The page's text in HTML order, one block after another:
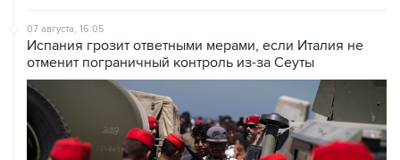
07 августа, 16:05
Испания грозит ответными мерами, если Италия не
отменит пограничный контроль из-за Сеуты